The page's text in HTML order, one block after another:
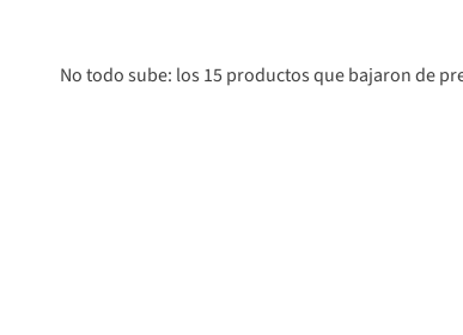
No todo sube: los 15 productos que bajaron de